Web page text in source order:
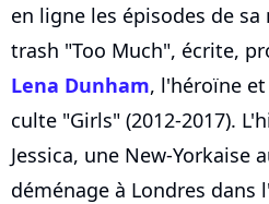
en ligne les épisodes de
trash "Too Much", écrite,
Lena Dunham, l'héroïne
culte "Girls" (2012-2017).
Jessica, une New-Yorkaise
déménage à Londres dans